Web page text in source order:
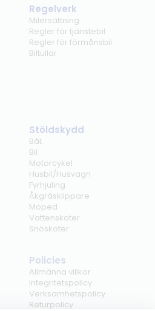
Regelverk
Milersättning
Regler för tjänstebil
Regler för förmånsbil
Biltullar
Stöldskydd
Båt
Bil
Motorcykel
Husbil/Husvagn
Fyrhjuling
Åkgräsklippare
Moped
Vattenskoter
Snöskoter
Policies
Allmänna villkor
Integritetspolicy
Verksamhetspolicy
Returpolicy